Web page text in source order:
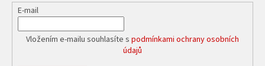
E-mail
Vložením e-mailu souhlasíte s podmínkami ochrany osobních
údajů